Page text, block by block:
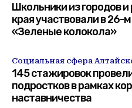
Школьники из городов
края участвовали в 26-
«Зеленые колокола»
Социальная сфера
145 стажировок
подростков в рамках
наставничества